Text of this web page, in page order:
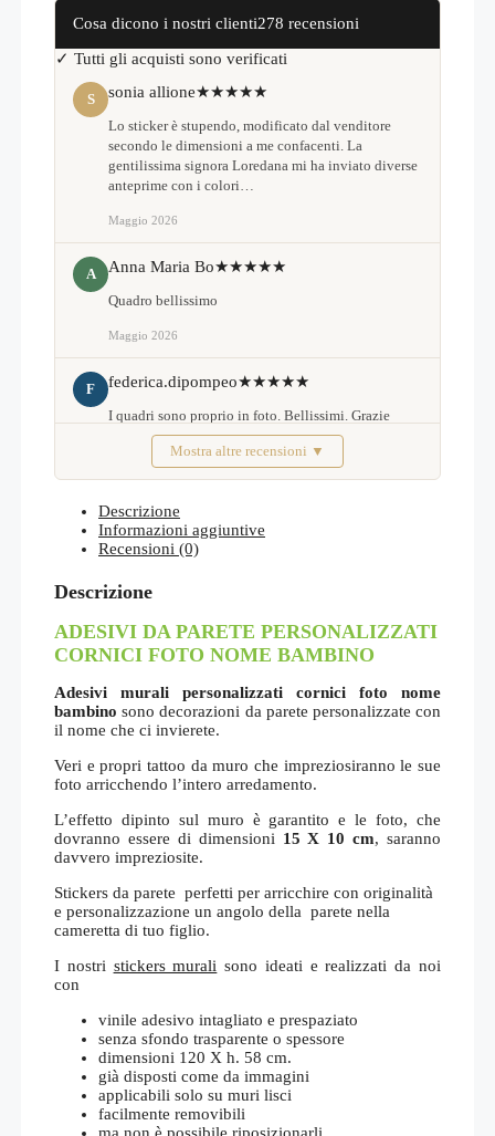
Cosa dicono i nostri clienti278 recensioni
✓ Tutti gli acquisti sono verificati
S sonia allione★★★★★
Lo sticker è stupendo, modificato dal venditore
secondo le dimensioni a me confacenti. La
gentilissima signora Loredana mi ha inviato diverse
anteprime con i colori…
Maggio 2026
A Anna Maria Bo★★★★★
Quadro bellissimo
Maggio 2026
F federica.dipompeo★★★★★
I quadri sono proprio in foto. Bellissimi. Grazie
Febbraio 2026Mostra altre recensioni ▼
Descrizione
Informazioni aggiuntive
Recensioni (0)
Descrizione
ADESIVI DA PARETE PERSONALIZZATI
CORNICI FOTO NOME BAMBINO
Adesivi murali personalizzati cornici foto nome
bambino sono decorazioni da parete personalizzate con
il nome che ci invierete.
Veri e propri tattoo da muro che impreziosiranno le sue
foto arricchendo l’intero arredamento.
L’effetto dipinto sul muro è garantito e le foto, che
dovranno essere di dimensioni 15 X 10 cm, saranno
davvero impreziosite.
Stickers da parete perfetti per arricchire con originalità
e personalizzazione un angolo della parete nella
cameretta di tuo figlio.
I nostri stickers murali sono ideati e realizzati da noi
con
vinile adesivo intagliato e prespaziato
senza sfondo trasparente o spessore
dimensioni 120 X h. 58 cm.
già disposti come da immagini
applicabili solo su muri lisci
facilmente removibili